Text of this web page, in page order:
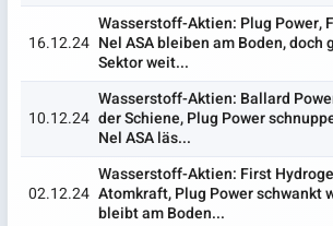
16.12.24
Wasserstoff-Aktien: Plug Power,
Nel ASA bleiben am Boden,
Sektor weit...
10.12.24
Wasserstoff-Aktien: Ballard
der Schiene, Plug Power
Nel ASA läs...
02.12.24
Wasserstoff-Aktien: First
Atomkraft, Plug Power schwankt
bleibt am Boden...